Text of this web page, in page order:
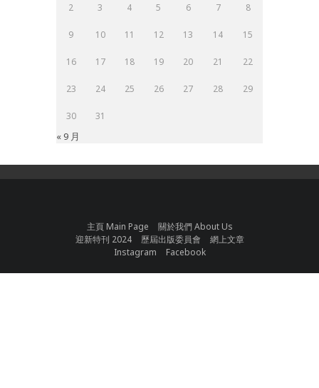
2 3 4 5 6 7 8
9 10 11 12 13 14 15
16 17 18 19 20 21 22
23 24 25 26 27 28 29
30 31
« 9 月
主頁 Main Page
關於我們 About Us
迎新特刊 2024
歷屆出版委員會
網上文章
Instagram
Facebook